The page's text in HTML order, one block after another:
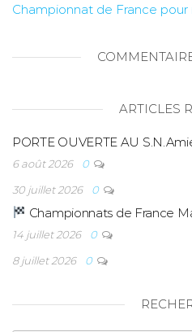
Championnat de France pour
ARTICLES
PORTE OUVERTE AU
6 août 2026
0
30 juillet 2026
0
Championnats de France
14 juillet 2026
0
8 juillet 2026
0